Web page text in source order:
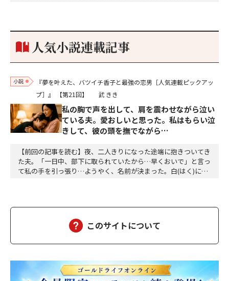
個のサイコロが握られていた。「やはり私はあなたの超…
人気小説連載記事
小説
『夢を叶えた、バツイチ香子と最強の恋男［人気連載ピックアッ
プ］』
【第21回】 武 きき
私の胸で声を出して、肩を震わせながら泣い
ている夫。愛おしいと思った。私はもらい泣
きして、彼の頭を撫でながら…
【前回の記事を読む】夜、二人きりになった途端に抱きついてき
た夫。「一日中、部下に取られていたから…早くおいで」と言っ
て私の手を引っ張り…ようやく、名前が決まった。白(はく)に決
ふふ」「母さんだって、二個食べただろう」「あら、…
このサイトについて